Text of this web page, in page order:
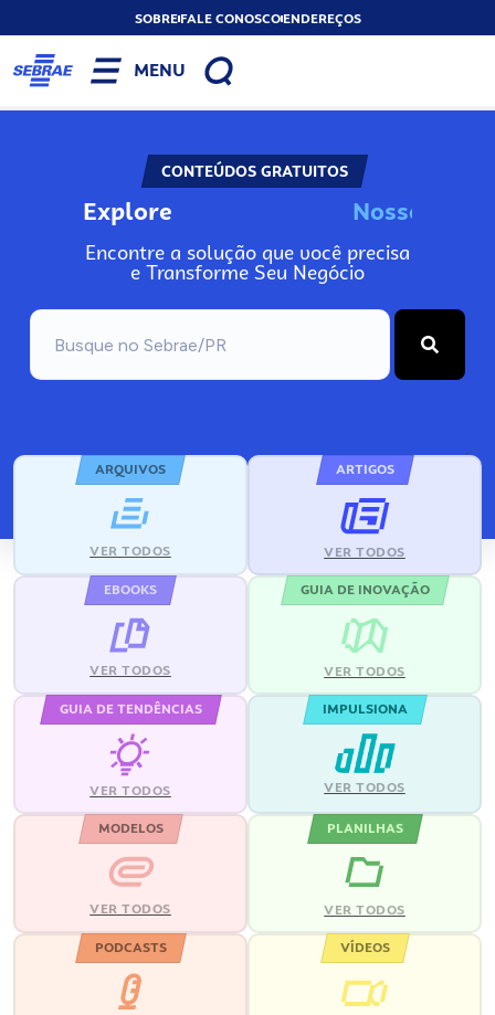
SOBREFALE CONOSCOENDEREÇOS
MENU
CONTEÚDOS GRATUITOS
Explore No
Encontre a solução que você precisa
e Transforme Seu Negócio
ARQUIVOS
VER TODOS
ARTIGOS
VER TODOS
EBOOKS
VER TODOS
GUIA DE INOVAÇÃO
VER TODOS
GUIA DE TENDÊNCIAS
VER TODOS
IMPULSIONA
VER TODOS
MODELOS
VER TODOS
PLANILHAS
VER TODOS
PODCASTS VÍDEOS